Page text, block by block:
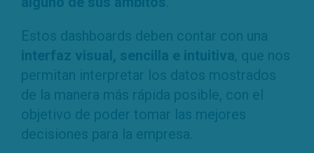
Estos dashboards deben contar con una
interfaz visual, sencilla e intuitiva, que nos
permitan interpretar los datos mostrados
de la manera más rápida posible, con el
objetivo de poder tomar las mejores
decisiones para la empresa.